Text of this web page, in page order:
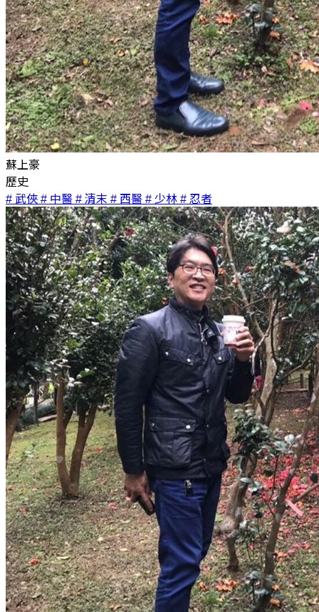
蘇上豪
歷史
# 武俠 # 中醫 # 清末 # 西醫 # 少林 # 忍者